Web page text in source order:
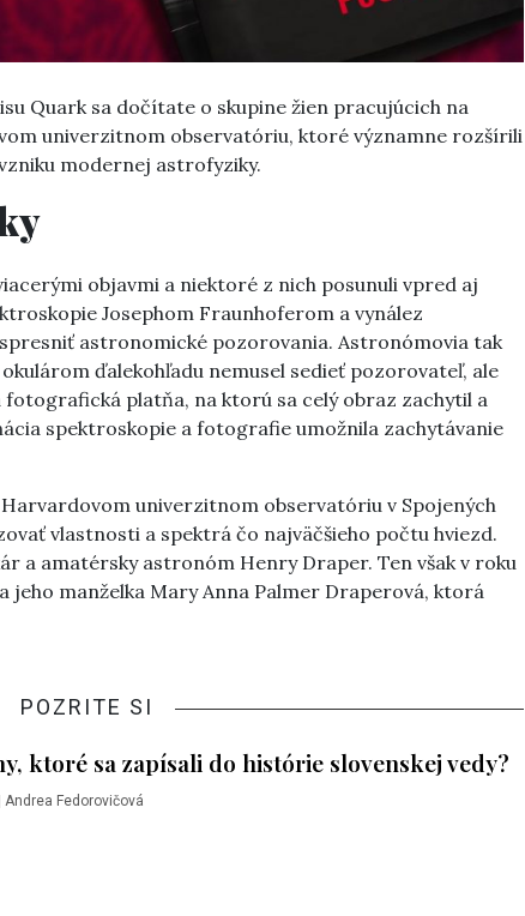
Quark sa dočítate o skupine žien pracujúcich na
univerzitnom observatóriu, ktoré významne rozšírili
modernej astrofyziky.
objavmi a niektoré z nich posunuli vpred aj
Josephom Fraunhoferom a vynález
astronomické pozorovania. Astronómovia tak
ďalekohľadu nemusel sedieť pozorovateľ, ale
platňa, na ktorú sa celý obraz zachytil a
spektroskopie a fotografie umožnila zachytávanie
univerzitnom observatóriu v Spojených
vlastnosti a spektrá čo najväčšieho počtu hviezd.
a amatérsky astronóm Henry Draper. Ten však v roku
jeho manželka Mary Anna Palmer Draperová, ktorá
POZRITE SI
ktoré sa zapísali do histórie slovenskej vedy?
Andrea Fedorovičová